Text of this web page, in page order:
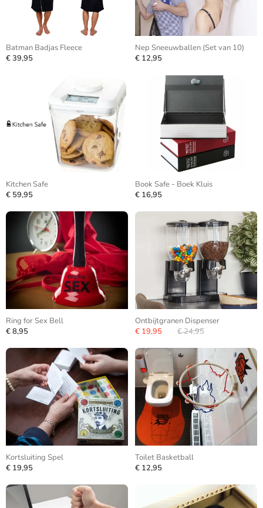
Batman Badjas Fleece
€ 39,95
Nep Sneeuwballen (Set van 10)
€ 12,95
Kitchen Safe
€ 59,95
Book Safe - Boek Kluis
€ 16,95
Ring for Sex Bell
€ 8,95
Ontbijtgranen Dispenser
€ 19,95
€ 24,95
Kortsluiting Spel
€ 19,95
Toilet Basketball
€ 12,95